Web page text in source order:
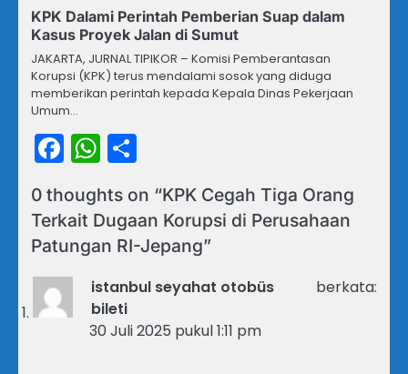
KPK Dalami Perintah Pemberian Suap dalam
Kasus Proyek Jalan di Sumut
JAKARTA, JURNAL TIPIKOR – Komisi Pemberantasan
Korupsi (KPK) terus mendalami sosok yang diduga
memberikan perintah kepada Kepala Dinas Pekerjaan
Umum…
Facebook
WhatsApp
0 thoughts on “KPK Cegah Tiga Orang
Terkait Dugaan Korupsi di Perusahaan
Patungan RI-Jepang”
istanbul seyahat otobüs
bileti
berkata:
30 Juli 2025 pukul 1:11 pm